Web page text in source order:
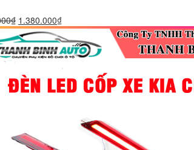
₫ Giá
gốc
là:
1.880.000₫.
1.380.000₫Giá
hiện
tại
là: